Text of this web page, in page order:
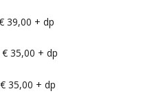
+ dp
+ dp
+ dp